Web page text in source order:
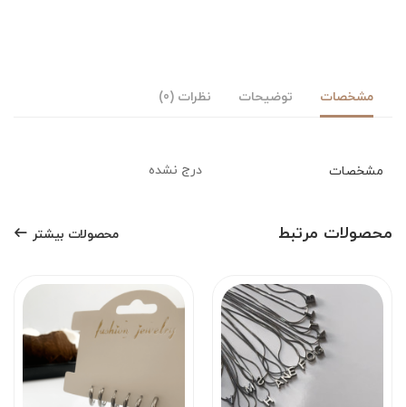
مشخصات توضیحات نظرات (0)
مشخصات درج نشده
محصولات مرتبط محصولات بیشتر